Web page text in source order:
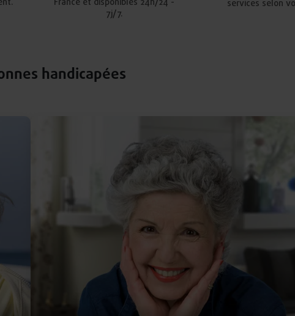
France et disponibles 24h/24 -
7j/7.
services selon
handicapées